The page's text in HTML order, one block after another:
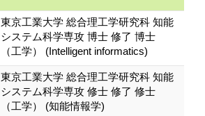
東京工業大学 総合理工学研究科 知能
システム科学専攻 博士 修了 博士
（工学） (Intelligent informatics)
東京工業大学 総合理工学研究科 知能
システム科学専攻 修士 修了 修士
（工学） (知能情報学)